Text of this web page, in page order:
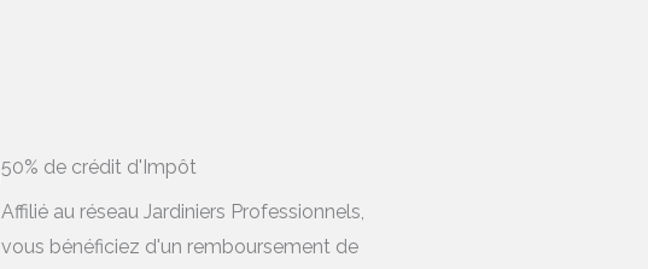
50% de crédit d'Impôt
Affilié au réseau Jardiniers Professionnels,
vous bénéficiez d'un remboursement de